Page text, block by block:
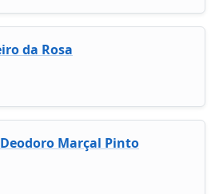
da Rosa
Marçal Pinto